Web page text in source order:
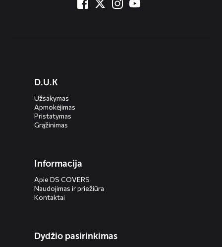
menusD.U.K
Užsakymas
Apmokėjimas
Pristatymas
Grąžinimas
Informacija
Apie DS COVERS
Naudojimas ir priežiūra
Kontaktai
Dydžio pasirinkimas